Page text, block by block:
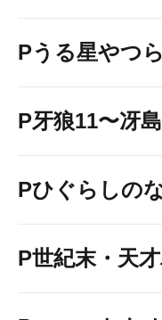
Pうる星やつ
P牙狼11〜冴
Pひぐらしの
P世紀末・天